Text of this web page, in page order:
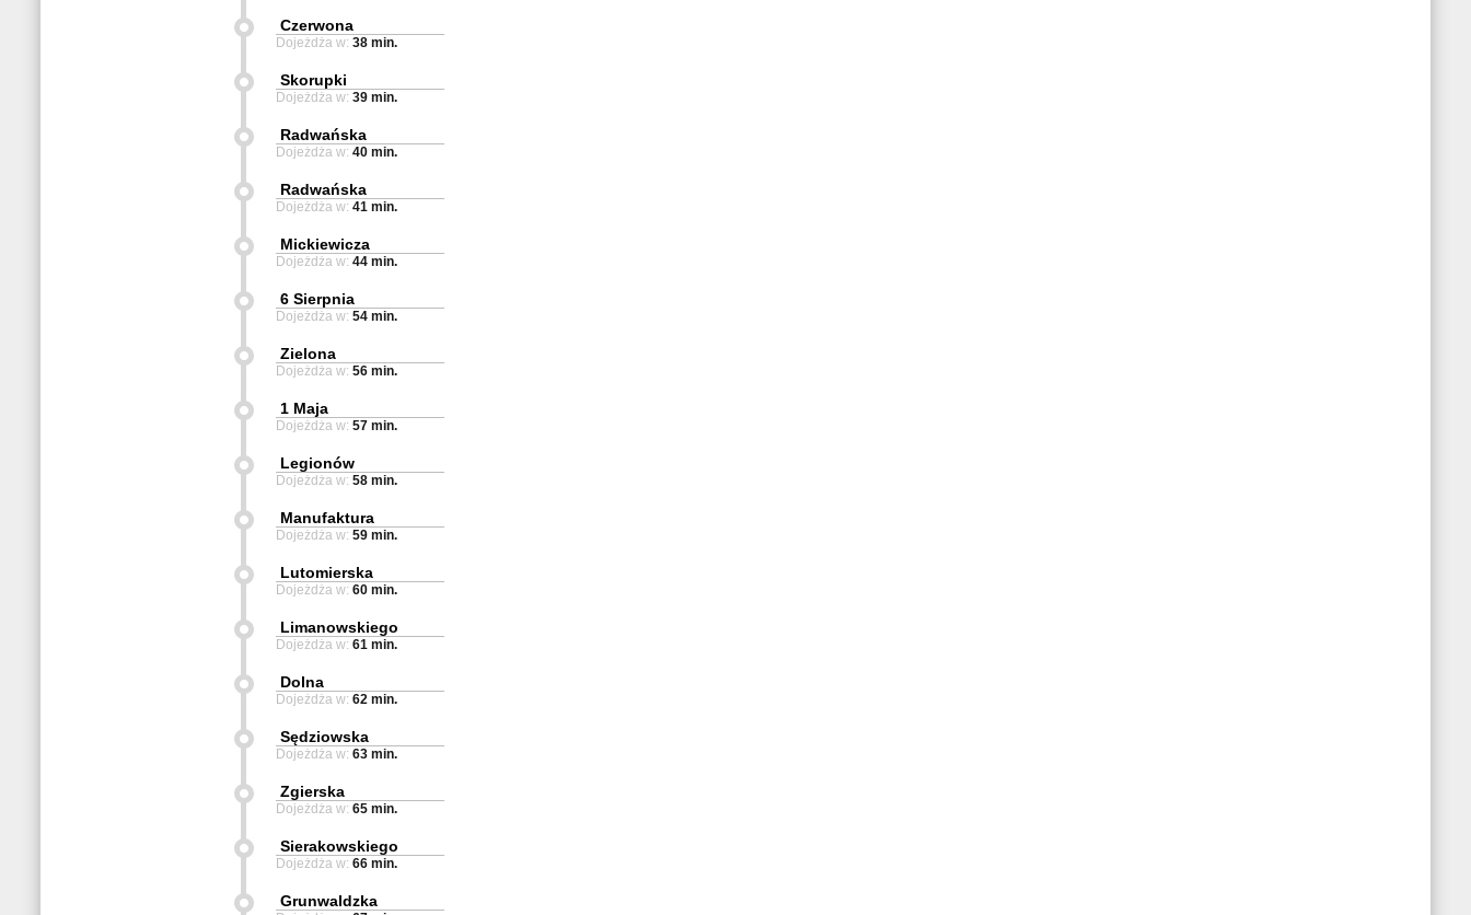
Czerwona
Dojeżdża w: 38 min.
Skorupki
Dojeżdża w: 39 min.
Radwańska
Dojeżdża w: 40 min.
Radwańska
Dojeżdża w: 41 min.
Mickiewicza
Dojeżdża w: 44 min.
6 Sierpnia
Dojeżdża w: 54 min.
Zielona
Dojeżdża w: 56 min.
1 Maja
Dojeżdża w: 57 min.
Legionów
Dojeżdża w: 58 min.
Manufaktura
Dojeżdża w: 59 min.
Lutomierska
Dojeżdża w: 60 min.
Limanowskiego
Dojeżdża w: 61 min.
Dolna
Dojeżdża w: 62 min.
Sędziowska
Dojeżdża w: 63 min.
Zgierska
Dojeżdża w: 65 min.
Sierakowskiego
Dojeżdża w: 66 min.
Grunwaldzka